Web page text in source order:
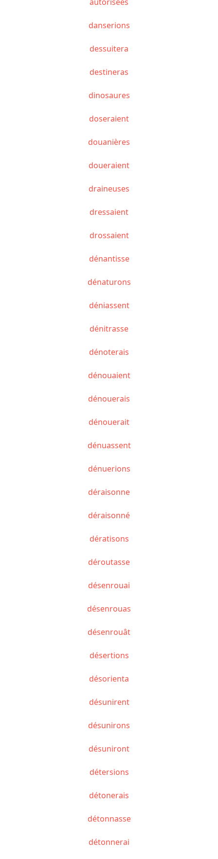
danserions
dessuitera
destineras
dinosaures
doseraient
douanières
doueraient
draineuses
dressaient
drossaient
dénantisse
dénaturons
déniassent
dénitrasse
dénoterais
dénouaient
dénouerais
dénouerait
dénuassent
dénuerions
déraisonne
déraisonné
dératisons
déroutasse
désenrouai
désenrouas
désenrouât
désertions
désorienta
désunirent
désunirons
désuniront
détersions
détonerais
détonnasse
détonnerai